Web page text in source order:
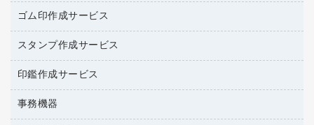
作業用雑貨
梱包用品
梱包用テープ
ミルク・シュガー
ソフトドリンク
コーヒーメーカー・備品
インスタントコーヒー
台所用洗剤
掃除用品
掃除用洗剤
洗濯用品
消臭・芳香剤
カウネットキャラクター商品
ゴム印作成サービス
ゴム印作成サービス
ゴム印（一行印）作成サービス
ゴム印（フリーサイズ印）作成サービス
スタンプ作成サービス
シヤチハタスタンプ作成サービス
カウネットスタンプ作成サービス
印鑑作成サービス
印鑑作成サービス
事務機器